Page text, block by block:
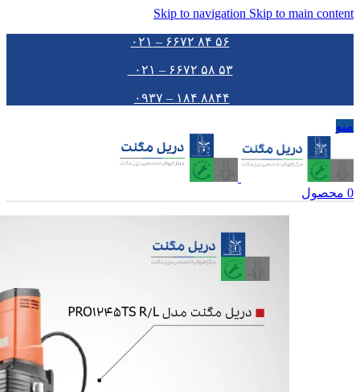
Skip to navigation Skip to main content
۵۶ ۸۴ ۶۶۷۲ – ۰۲۱
۵۳ ۵۸ ۶۶۷۲ – ۰۲۱
۸۸۴۴ ۱۸۴ – ۰۹۳۷
منو
0 محصول